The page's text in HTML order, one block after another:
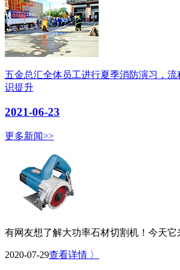
五金总汇全体员工进行夏季消防演习，
识提升
2021-06-23
更多新闻>>
有网友想了解大功率石材切割机！今天它
2020-07-29查看详情 〉